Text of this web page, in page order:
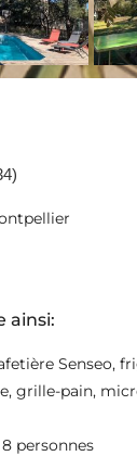
ainsi:
Senseo,
grille-pain,
personnes